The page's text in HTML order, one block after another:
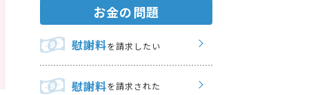
お金の問題
慰謝料を請求したい
慰謝料を請求された